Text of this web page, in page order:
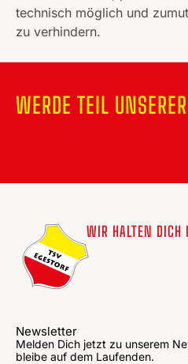
technisch möglich und
zu verhindern.
WERDE TEIL
WIR HALTEN DICH
Newsletter
Melden Dich jetzt zu unserem
bleibe auf dem Laufenden.